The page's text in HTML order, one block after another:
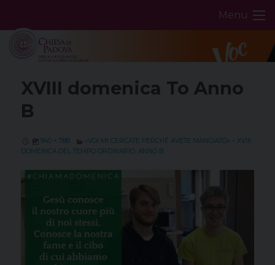
content
Menu
XVIII domenica To Anno
B
940 × 788
«VOI MI CERCATE PERCHÉ AVETE MANGIATO» – XVIII
DOMENICA DEL TEMPO ORDINARIO, ANNO B